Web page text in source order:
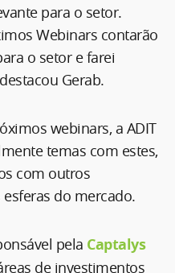
para o setor.
Webinars contarão
o setor e farei
Gerab.
webinars, a ADIT
temas com estes,
com outros
do mercado.
pela Captalys
de investimentos